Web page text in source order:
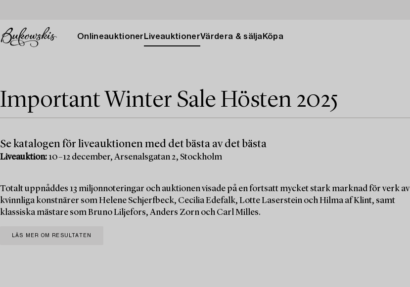
Onlineauktioner LiveauktionerVärdera & sälja Köpa
Important Winter Sale Hösten 2025
Se katalogen för liveauktionen med det bästa av det bästa
Liveauktion: 10–12 december, Arsenalsgatan 2, Stockholm
Totalt uppnåddes 13 miljonnoteringar och auktionen visade på en fortsatt mycket stark marknad för verk av
kvinnliga konstnärer som Helene Schjerfbeck, Cecilia Edefalk, Lotte Laserstein och Hilma af Klint, samt
klassiska mästare som Bruno Liljefors, Anders Zorn och Carl Milles.
LÄS MER OM RESULTATEN